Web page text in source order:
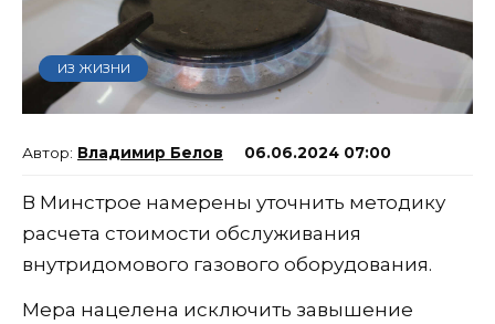
ИЗ ЖИЗНИ
Владимир Белов 06.06.2024 07:00
В Минстрое намерены уточнить методику
расчета стоимости обслуживания
внутридомового газового оборудования.
Мера нацелена исключить завышение